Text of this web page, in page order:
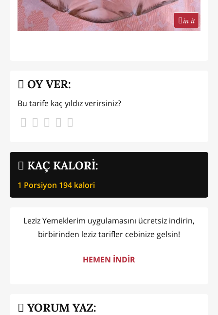
in it
KAÇ KALORİ:
1 Porsiyon 194 kalori
OY VER:
Bu tarife kaç yıldız verirsiniz?
Leziz Yemeklerim uygulamasını ücretsiz indirin,
birbirinden leziz tarifler cebinize gelsin!
HEMEN İNDİR
YORUM YAZ: